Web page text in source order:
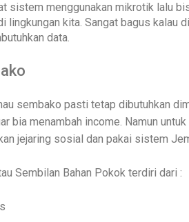
sistem menggunakan mikrotik lalu
lingkungan kita. Sangat bagus kalau
data.
sembako pasti tetap dibutuhkan
bia menambah income. Namun
jejaring sosial dan pakai sistem
Sembilan Bahan Pokok terdiri dari :